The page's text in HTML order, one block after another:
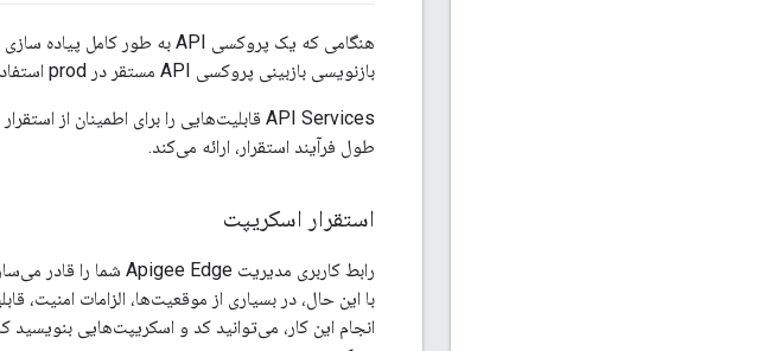
بازنویسی بازبینی پروکسی API مستقر در prod استفاده خواهد شد.
طول فرآیند استقرار، ارائه می‌کند.
استقرار اسکریپت
با این حال، در بسیاری از موقعیت‌ها، الزامات امنیت،